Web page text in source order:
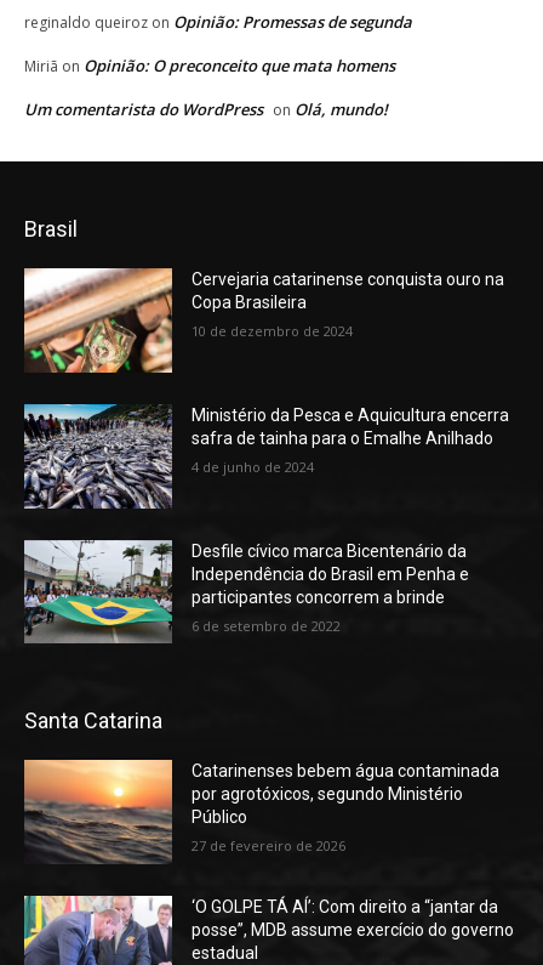
reginaldo queiroz on Opinião: Promessas de segunda
Miriã on Opinião: O preconceito que mata homens
Um comentarista do WordPress on Olá, mundo!
Brasil
Cervejaria catarinense conquista ouro na
Copa Brasileira
10 de dezembro de 2024
Ministério da Pesca e Aquicultura encerra
safra de tainha para o Emalhe Anilhado
4 de junho de 2024
Desfile cívico marca Bicentenário da
Independência do Brasil em Penha e
participantes concorrem a brinde
6 de setembro de 2022
Santa Catarina
Catarinenses bebem água contaminada
por agrotóxicos, segundo Ministério
Público
27 de fevereiro de 2026
‘O GOLPE TÁ AÍ’: Com direito a “jantar da
posse”, MDB assume exercício do governo
estadual